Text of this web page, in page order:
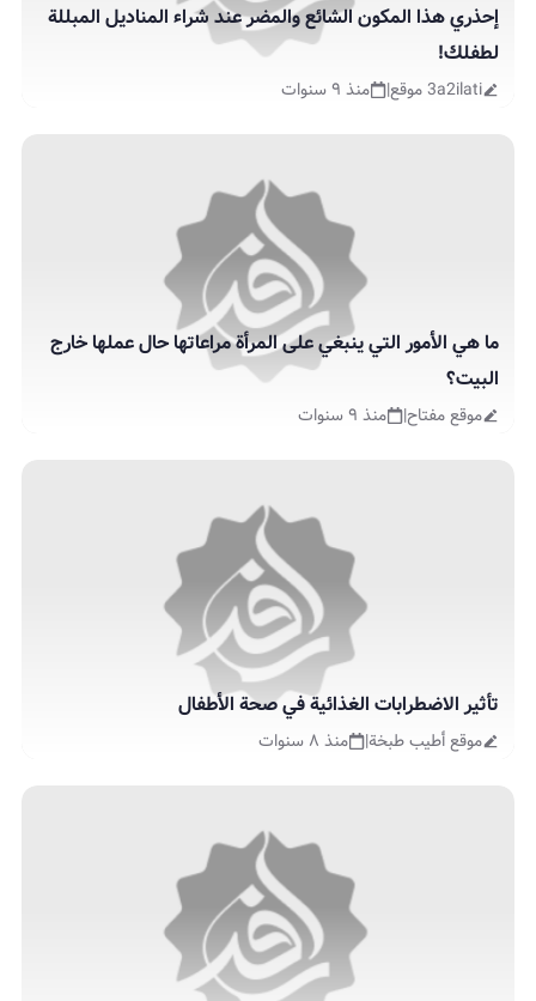
إحذري هذا المكون الشائع والمضر عند شراء المناديل المبللة
لطفلك!
3a2ilati موقع | منذ ٩ سنوات
ما هي الأمور التي ينبغي على المرأة مراعاتها حال عملها خارج
البيت؟
موقع مفتاح| منذ ٩ سنوات
تأثير الاضطرابات الغذائية في صحة الأطفال
موقع أطيب طبخة| منذ ٨ سنوات